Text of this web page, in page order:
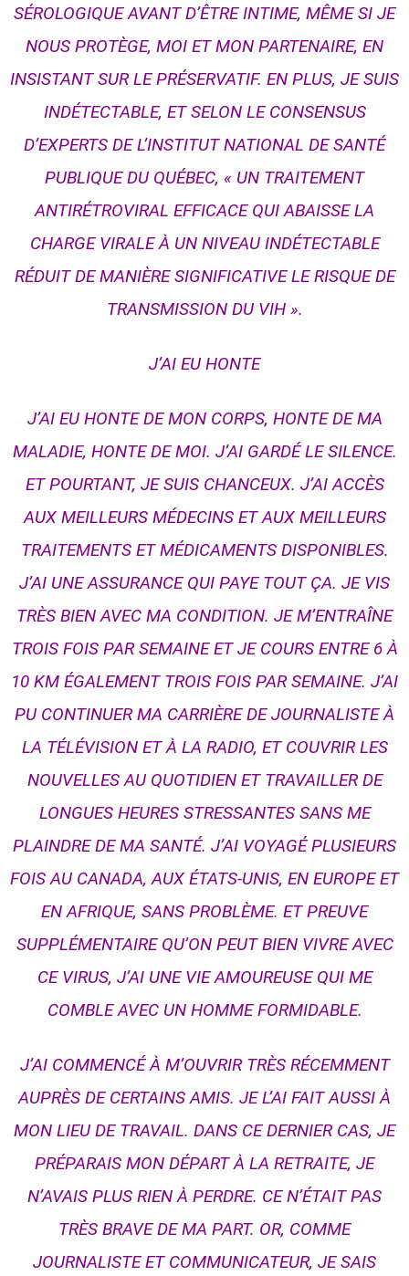
SÉROLOGIQUE AVANT D’ÊTRE INTIME, MÊME SI JE
NOUS PROTÈGE, MOI ET MON PARTENAIRE, EN
INSISTANT SUR LE PRÉSERVATIF. EN PLUS, JE SUIS
INDÉTECTABLE, ET SELON LE CONSENSUS
D’EXPERTS DE L’INSTITUT NATIONAL DE SANTÉ
PUBLIQUE DU QUÉBEC, « UN TRAITEMENT
ANTIRÉTROVIRAL EFFICACE QUI ABAISSE LA
CHARGE VIRALE À UN NIVEAU INDÉTECTABLE
RÉDUIT DE MANIÈRE SIGNIFICATIVE LE RISQUE DE
TRANSMISSION DU VIH ».
J’AI EU HONTE
J’AI EU HONTE DE MON CORPS, HONTE DE MA
MALADIE, HONTE DE MOI. J’AI GARDÉ LE SILENCE.
ET POURTANT, JE SUIS CHANCEUX. J’AI ACCÈS
AUX MEILLEURS MÉDECINS ET AUX MEILLEURS
TRAITEMENTS ET MÉDICAMENTS DISPONIBLES.
J’AI UNE ASSURANCE QUI PAYE TOUT ÇA. JE VIS
TRÈS BIEN AVEC MA CONDITION. JE M’ENTRAÎNE
TROIS FOIS PAR SEMAINE ET JE COURS ENTRE 6 À
10 KM ÉGALEMENT TROIS FOIS PAR SEMAINE. J’AI
PU CONTINUER MA CARRIÈRE DE JOURNALISTE À
LA TÉLÉVISION ET À LA RADIO, ET COUVRIR LES
NOUVELLES AU QUOTIDIEN ET TRAVAILLER DE
LONGUES HEURES STRESSANTES SANS ME
PLAINDRE DE MA SANTÉ. J’AI VOYAGÉ PLUSIEURS
FOIS AU CANADA, AUX ÉTATS-UNIS, EN EUROPE ET
EN AFRIQUE, SANS PROBLÈME. ET PREUVE
SUPPLÉMENTAIRE QU’ON PEUT BIEN VIVRE AVEC
CE VIRUS, J’AI UNE VIE AMOUREUSE QUI ME
COMBLE AVEC UN HOMME FORMIDABLE.
J’AI COMMENCÉ À M’OUVRIR TRÈS RÉCEMMENT
AUPRÈS DE CERTAINS AMIS. JE L’AI FAIT AUSSI À
MON LIEU DE TRAVAIL. DANS CE DERNIER CAS, JE
PRÉPARAIS MON DÉPART À LA RETRAITE, JE
N’AVAIS PLUS RIEN À PERDRE. CE N’ÉTAIT PAS
TRÈS BRAVE DE MA PART. OR, COMME
JOURNALISTE ET COMMUNICATEUR, JE SAIS